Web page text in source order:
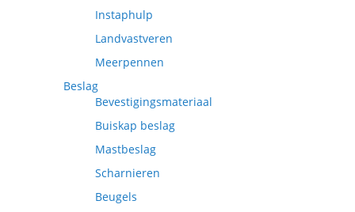
Instaphulp
Landvastveren
Meerpennen
Beslag
Bevestigingsmateriaal
Buiskap beslag
Mastbeslag
Scharnieren
Beugels